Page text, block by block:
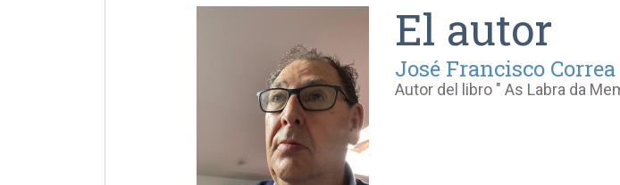
El autor
José Francisco
Autor del libro " As Labra da